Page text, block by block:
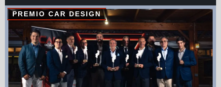
PREMIO CAR DESIGN